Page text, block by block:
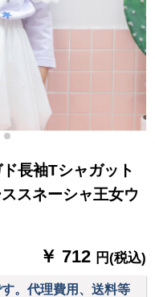
長袖Tシャガット
スネーシャ王女ウ
￥ 712 円(税込)
。代理費用、送料等